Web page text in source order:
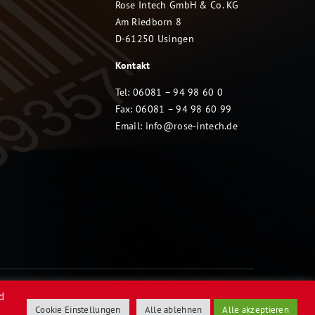
Rose Intech GmbH & Co. KG
Am Riedborn 8
D-61250 Usingen
Kontakt
Tel: 06081 – 94 98 60 0
Fax: 06081 – 94 98 60 99
Email: info@rose-intech.de
Cookie Einstellungen Alle ablehnen Alle akzeptieren